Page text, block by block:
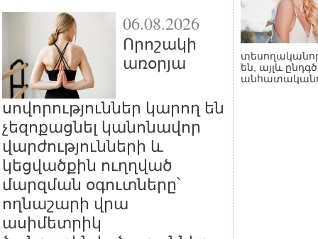
06.08.2026
Որոշակի
առօրյա
սովորություններ կարող են
չեզոքացնել կանոնավոր
վարժությունների և
կեցվածքին ուղղված
մարզման օգուտները՝
ողնաշարի վրա
ասիմետրիկ
են, այլև